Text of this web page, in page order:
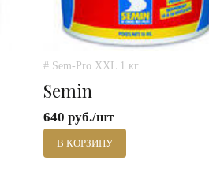
# Sem-Pro XXL 1 кг.
Semin
640 руб./шт
В КОРЗИНУ